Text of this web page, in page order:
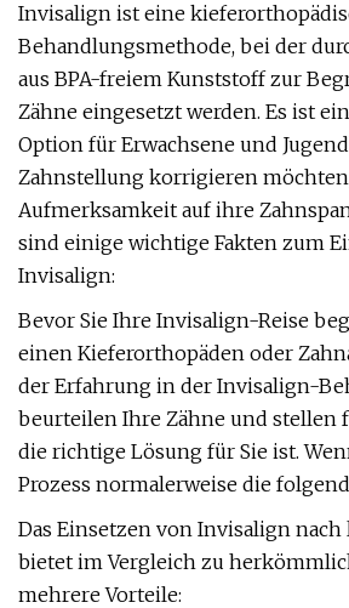
Invisalign ist eine
Behandlungsmethode, bei der
aus BPA-freiem Kunststoff zur
Zähne eingesetzt werden. Es ist
Option für Erwachsene und
Zahnstellung korrigieren
Aufmerksamkeit auf ihre
sind einige wichtige Fakten zum
Invisalign:
Bevor Sie Ihre Invisalign-Reise
einen Kieferorthopäden oder
der Erfahrung in der Invisalign-
beurteilen Ihre Zähne und stellen
die richtige Lösung für Sie ist.
Prozess normalerweise die
Das Einsetzen von Invisalign
bietet im Vergleich zu
mehrere Vorteile: